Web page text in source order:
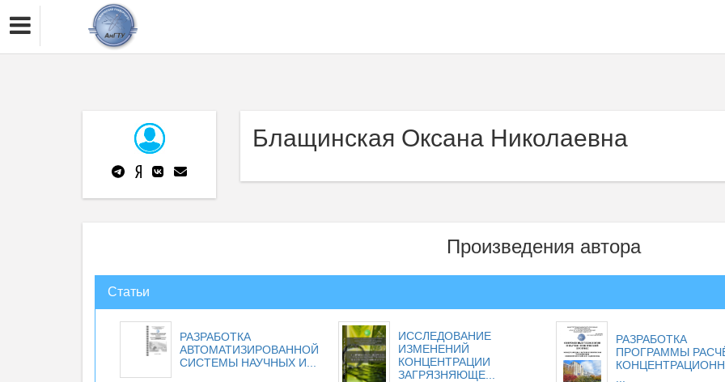
Блащинская Оксана Николаевна
Произведения автора
Статьи
РАЗРАБОТКА
АВТОМАТИЗИРОВАННОЙ
СИСТЕМЫ НАУЧНЫХ И...
ИССЛЕДОВАНИЕ
ИЗМЕНЕНИЙ
КОНЦЕНТРАЦИИ
ЗАГРЯЗНЯЮЩЕ...
РАЗРАБОТКА
ПРОГРАММЫ